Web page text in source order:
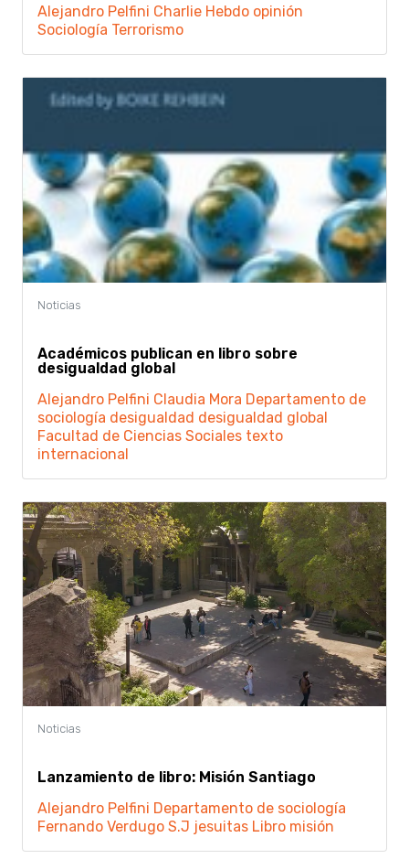
Alejandro Pelfini Charlie Hebdo opinión
Sociología Terrorismo
Académicos publican en libro sobre
desigualdad global
Alejandro Pelfini Claudia Mora Departamento de
sociología desigualdad desigualdad global
Facultad de Ciencias Sociales texto
internacional
Lanzamiento de libro: Misión Santiago
Alejandro Pelfini Departamento de sociología
Fernando Verdugo S.J jesuitas Libro misión